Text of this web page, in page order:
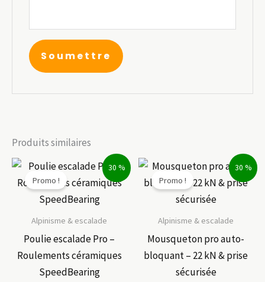
Produits similaires
30 %
Promo !
Alpinisme & escalade
Poulie escalade Pro –
Roulements céramiques
SpeedBearing
30 %
Promo !
Alpinisme & escalade
Mousqueton pro auto-
bloquant – 22 kN & prise
sécurisée